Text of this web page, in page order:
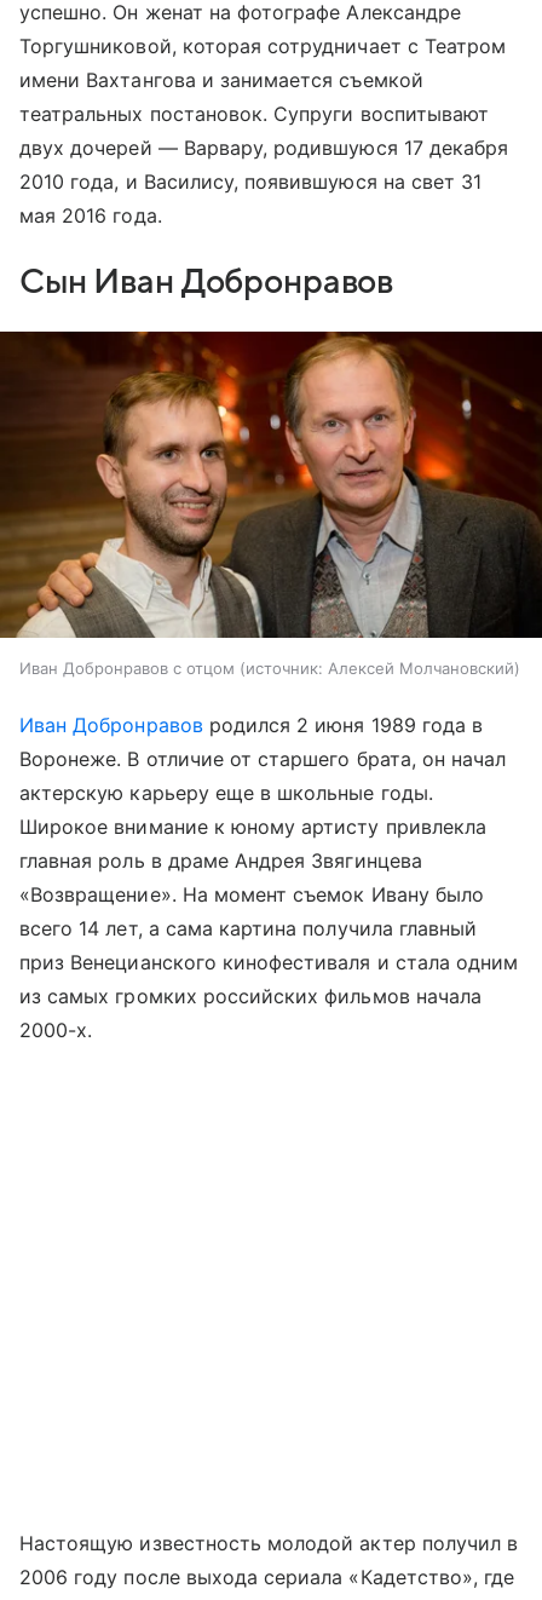
успешно. Он женат на фотографе Александре
Торгушниковой, которая сотрудничает с Театром
имени Вахтангова и занимается съемкой
театральных постановок. Супруги воспитывают
двух дочерей — Варвару, родившуюся 17 декабря
2010 года, и Василису, появившуюся на свет 31
мая 2016 года.
Сын Иван Добронравов
Иван Добронравов с отцом источник: Алексей Молчановский
Иван Добронравовродился 2 июня 1989 года в
Воронеже. В отличие от старшего брата, он начал
актерскую карьеру еще в школьные годы.
Широкое внимание к юному артисту привлекла
главная роль в драме Андрея Звягинцева
«Возвращение». На момент съемок Ивану было
всего 14 лет, а сама картина получила главный
приз Венецианского кинофестиваля и стала одним
из самых громких российских фильмов начала
2000-х.
Настоящую известность молодой актер получил в
2006 году после выхода сериала «Кадетство», где